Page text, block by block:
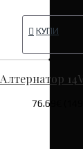
КУПИ
Алтернатор
76.69€